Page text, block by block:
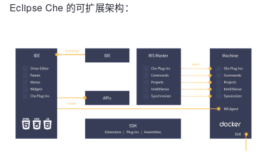
Eclipse Che 的可扩展架构：